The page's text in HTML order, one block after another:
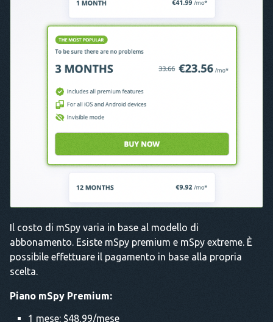
Il costo di mSpy varia in base al modello di
abbonamento. Esiste mSpy premium e mSpy extreme. È
possibile effettuare il pagamento in base alla propria
scelta.
Piano mSpy Premium:
1 mese: $48,99/mese